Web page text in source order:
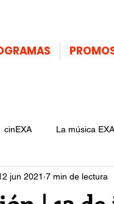
cinEXA La música EXA
jun 2021 7 min de lectura